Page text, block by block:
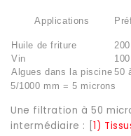
Applications
Huile de friture
Vin
Algues dans la piscine 50
5/1000 mm = 5 microns
Une filtration à 50
intermédiaire : [1)